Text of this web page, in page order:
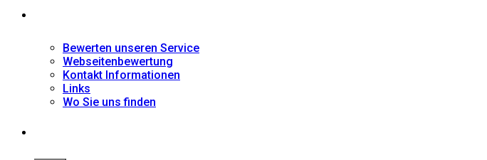
Bewerten unseren Service
Webseitenbewertung
Kontakt Informationen
Links
Wo Sie uns finden